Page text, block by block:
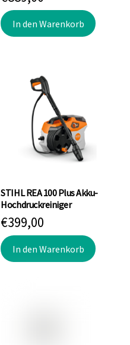
In den Warenkorb
STIHL REA 100 Plus Akku-
Hochdruckreiniger
€399,00
In den Warenkorb